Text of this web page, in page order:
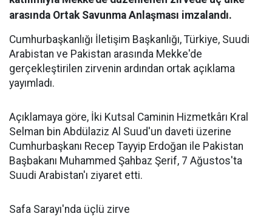
arasında Ortak Savunma Anlaşması imzalandı.
Cumhurbaşkanlığı İletişim Başkanlığı, Türkiye, Suudi
Arabistan ve Pakistan arasında Mekke'de
gerçekleştirilen zirvenin ardından ortak açıklama
yayımladı.
Açıklamaya göre, İki Kutsal Caminin Hizmetkârı Kral
Selman bin Abdülaziz Al Suud'un daveti üzerine
Cumhurbaşkanı Recep Tayyip Erdoğan ile Pakistan
Başbakanı Muhammed Şahbaz Şerif, 7 Ağustos'ta
Suudi Arabistan'ı ziyaret etti.
Safa Sarayı'nda üçlü zirve